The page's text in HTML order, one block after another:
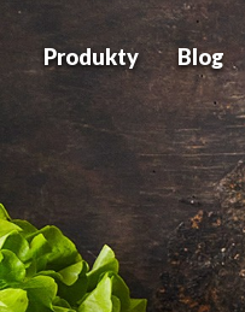
Produkty Blog